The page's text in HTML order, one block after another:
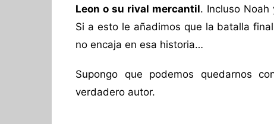
Leon o su rival mercantil. Incluso
Si a esto le añadimos que la batalla
no encaja en esa historia…
Supongo que podemos quedarnos
verdadero autor.